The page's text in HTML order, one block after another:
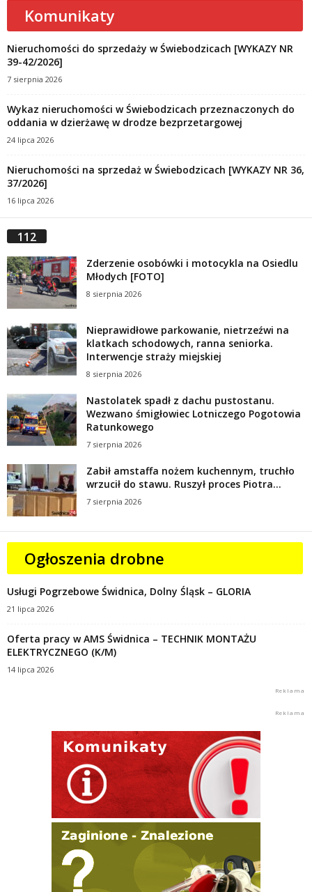
Komunikaty
Nieruchomości do sprzedaży w Świebodzicach [WYKAZY NR
39-42/2026]
7 sierpnia 2026
Wykaz nieruchomości w Świebodzicach przeznaczonych do
oddania w dzierżawę w drodze bezprzetargowej
24 lipca 2026
Nieruchomości na sprzedaż w Świebodzicach [WYKAZY NR 36,
37/2026]
16 lipca 2026
112
Zderzenie osobówki i motocykla na Osiedlu
Młodych [FOTO]
8 sierpnia 2026
Nieprawidłowe parkowanie, nietrzeźwi na
klatkach schodowych, ranna seniorka.
Interwencje straży miejskiej
8 sierpnia 2026
Nastolatek spadł z dachu pustostanu.
Wezwano śmigłowiec Lotniczego Pogotowia
Ratunkowego
7 sierpnia 2026
Zabił amstaffa nożem kuchennym, truchło
wrzucił do stawu. Ruszył proces Piotra...
7 sierpnia 2026
Ogłoszenia drobne
Usługi Pogrzebowe Świdnica, Dolny Śląsk – GLORIA
21 lipca 2026
Oferta pracy w AMS Świdnica – TECHNIK MONTAŻU
ELEKTRYCZNEGO (K/M)
14 lipca 2026